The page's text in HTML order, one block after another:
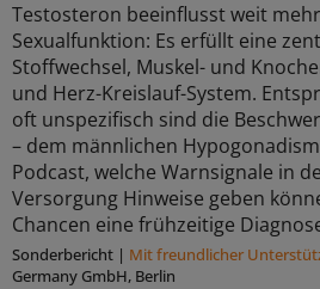
Testosteron beeinflusst weit
Sexualfunktion: Es erfüllt eine
Stoffwechsel, Muskel- und
und Herz-Kreislauf-System.
oft unspezifisch sind die
– dem männlichen
Podcast, welche Warnsignale in
Versorgung Hinweise geben
Chancen eine frühzeitige
Sonderbericht | Mit freundlicher
Germany GmbH, Berlin